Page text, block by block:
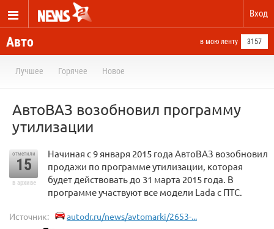
Вход
Авто в мою ленту 3157
Лучшее Горячее Новое
АвтоВАЗ возобновил программу
утилизации
отметили
15
в архиве
Начиная с 9 января 2015 года АвтоВАЗ возобновил
продажи по программе утилизации, которая
будет действовать до 31 марта 2015 года. В
программе участвуют все модели Lada с ПТС.
Источник: autodr.ru/news/avtomarki/2653-...